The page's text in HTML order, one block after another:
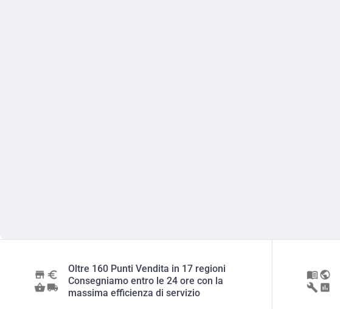
Oltre 160 Punti Vendita in 17 regioni
Consegniamo entro le 24 ore con la
massima efficienza di servizio